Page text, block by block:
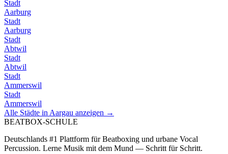
Stadt
Aarburg
Stadt
Aarburg
Stadt
Abtwil
Stadt
Abtwil
Stadt
Ammerswil
Stadt
Ammerswil
Alle Städte in Aargau anzeigen →
BEATBOX-SCHULE
Deutschlands #1 Plattform für Beatboxing und urbane Vocal
Percussion. Lerne Musik mit dem Mund — Schritt für Schritt.